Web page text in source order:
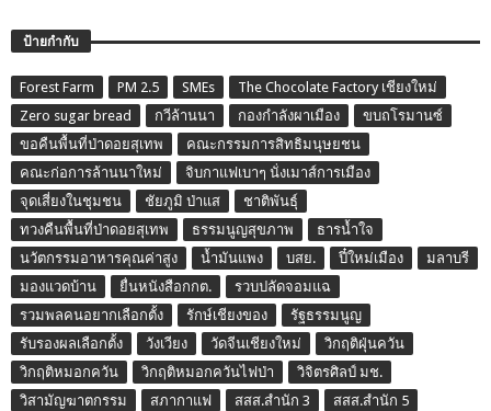
ป้ายกำกับ
Forest Farm PM 2.5 SMEs
The Chocolate Factory เชียงใหม่
Zero sugar bread
กวีล้านนา กองกำลังผาเมือง
ขบถโรมานซ์
ขอคืนพื้นที่ป่าดอยสุเทพ
คณะกรรมการสิทธิมนุษยชน
คณะก่อการล้านนาใหม่
จิบกาแฟเบาๆ นั่งเมาส์การเมือง
จุดเสี่ยงในชุมชน
ชัยภูมิ ป่าแส
ชาติพันธุ์
ทวงคืนพื้นที่ป่าดอยสุเทพ
ธรรมนูญสุขภาพ
ธารน้ำใจ
นวัตกรรมอาหารคุณค่าสูง
น้ำมันแพง บสย. ปี๋ใหม่เมือง
มลาบรี
มองแวดบ้าน
ยื่นหนังสือกกต.
รวบปลัดจอมแฉ
รวมพลคนอยากเลือกตั้ง
รักษ์เชียงของ
รัฐธรรมนูญ
รับรองผลเลือกตั้ง
วังเวียง วัดจีนเชียงใหม่
วิกฤติฝุ่นควัน
วิกฤติหมอกควัน
วิกฤติหมอกควันไฟป่า
วิจิตรศิลป์ มช.
วิสามัญฆาตกรรม
สภากาแฟ สสส.สำนัก 3
สสส.สำนัก 5